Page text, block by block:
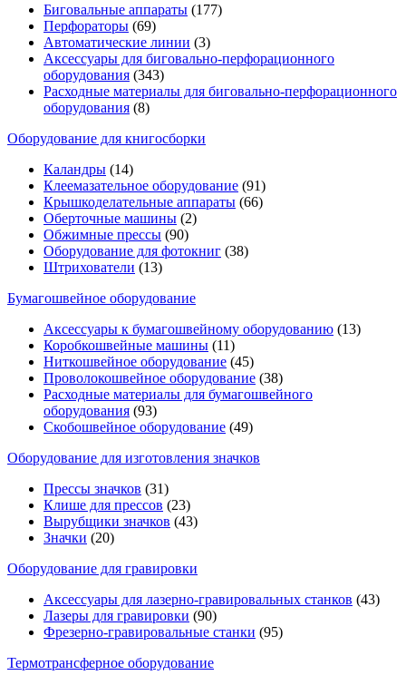
Биговальные аппараты (177)
Перфораторы (69)
Автоматические линии (3)
Аксессуары для биговально-перфорационного
оборудования (343)
Расходные материалы для биговально-перфорационного
оборудования (8)
Оборудование для книгосборки
Каландры (14)
Клеемазательное оборудование (91)
Крышкоделательные аппараты (66)
Оберточные машины (2)
Обжимные прессы (90)
Оборудование для фотокниг (38)
Штрихователи (13)
Бумагошвейное оборудование
Аксессуары к бумагошвейному оборудованию (13)
Коробкошвейные машины (11)
Ниткошвейное оборудование (45)
Проволокошвейное оборудование (38)
Расходные материалы для бумагошвейного
оборудования (93)
Скобошвейное оборудование (49)
Оборудование для изготовления значков
Прессы значков (31)
Клише для прессов (23)
Вырубщики значков (43)
Значки (20)
Оборудование для гравировки
Аксессуары для лазерно-гравировальных станков (43)
Лазеры для гравировки (90)
Фрезерно-гравировальные станки (95)
Термотрансферное оборудование